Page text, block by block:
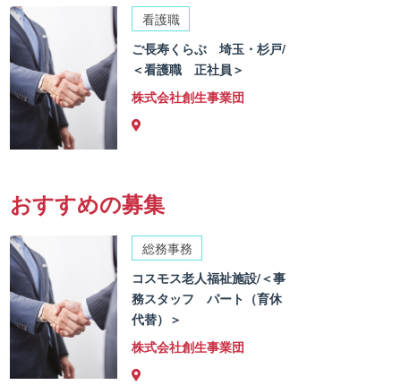
看護職
ご長寿くらぶ 埼玉・杉戸/
＜看護職 正社員＞
株式会社創生事業団
おすすめの募集
総務事務
コスモス老人福祉施設/＜事
務スタッフ パート（育休
代替）＞
株式会社創生事業団